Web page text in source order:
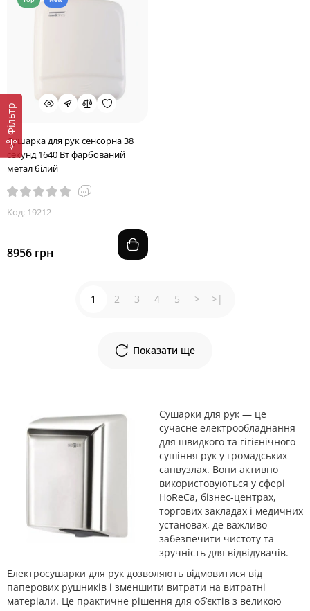
Фільтр
Сушарка для рук сенсорна 38
секунд 1640 Вт фарбований
метал білий
Код: 19212
8956 грн
Показати ще
1 2 3 4 5 > >|
Сушарки для рук — це
сучасне електрообладнання
для швидкого та гігієнічного
сушіння рук у громадських
санвузлах. Вони активно
використовуються у сфері
HoReCa, бізнес-центрах,
торгових закладах і медичних
установах, де важливо
забезпечити чистоту та
зручність для відвідувачів.
Електросушарки для рук дозволяють відмовитися від
паперових рушників і зменшити витрати на витратні
матеріали. Це практичне рішення для об’єктів з великою